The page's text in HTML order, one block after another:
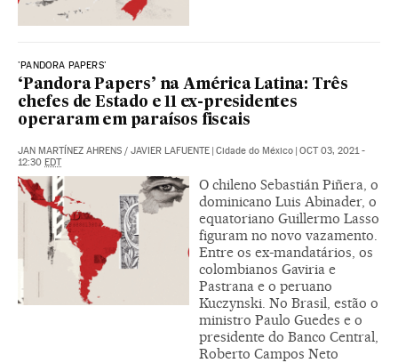
'PANDORA PAPERS'
‘Pandora Papers’ na América Latina: Três
chefes de Estado e 11 ex-presidentes
operaram em paraísos fiscais
JAN MARTÍNEZ AHRENS / JAVIER LAFUENTE | Cidade do México | OCT 03, 2021 -
12:30 EDT
O chileno Sebastián Piñera, o
dominicano Luis Abinader, o
equatoriano Guillermo Lasso
figuram no novo vazamento.
Entre os ex-mandatários, os
colombianos Gaviria e
Pastrana e o peruano
Kuczynski. No Brasil, estão o
ministro Paulo Guedes e o
presidente do Banco Central,
Roberto Campos Neto